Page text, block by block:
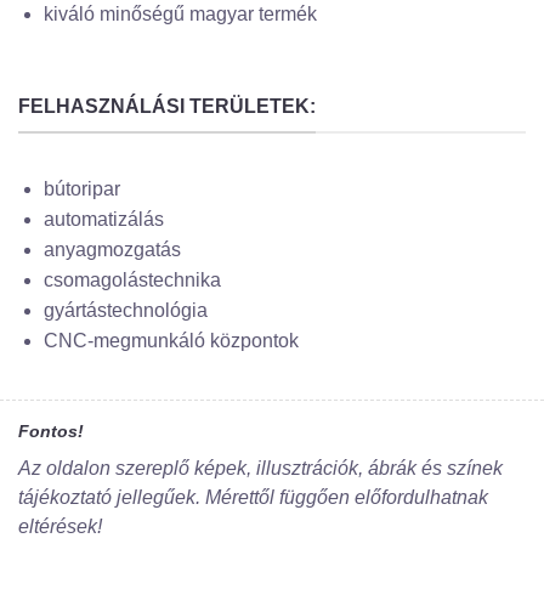
kiváló minőségű magyar termék
FELHASZNÁLÁSI TERÜLETEK:
bútoripar
automatizálás
anyagmozgatás
csomagolástechnika
gyártástechnológia
CNC-megmunkáló központok
Fontos!
Az oldalon szereplő képek, illusztrációk, ábrák és színek
tájékoztató jellegűek. Mérettől függően előfordulhatnak
eltérések!